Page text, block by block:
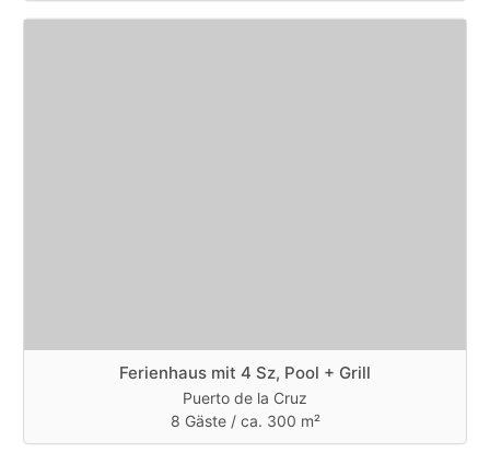
Ferienhaus mit 4 Sz, Pool + Grill
Puerto de la Cruz
8 Gäste / ca. 300 m²